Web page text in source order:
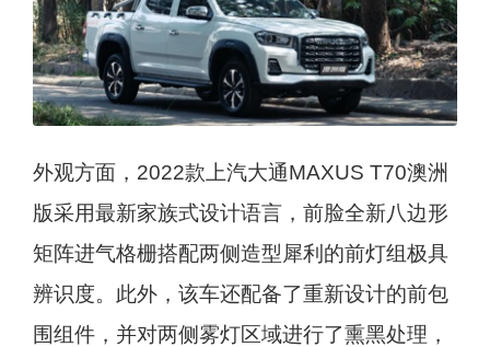
外观方面，2022款上汽大通MAXUS T70澳洲
版采用最新家族式设计语言，前脸全新八边形
矩阵进气格栅搭配两侧造型犀利的前灯组极具
辨识度。此外，该车还配备了重新设计的前包
围组件，并对两侧雾灯区域进行了熏黑处理，